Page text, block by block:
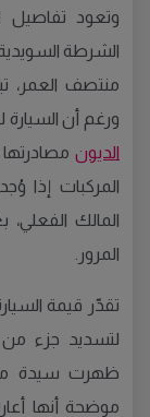
وتعود تفاصيل
الشرطة
ورغم أن
الديون مصادرتها
المركبات إذا
المالك
المرور.
لتسديد جزء
ظهرت سيدة
موضحة أنها